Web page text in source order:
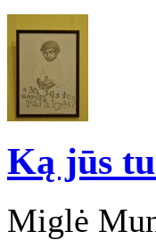
Ką jūs
Miglė